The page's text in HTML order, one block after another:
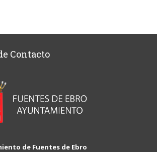
Contacto
de Fuentes de Ebro